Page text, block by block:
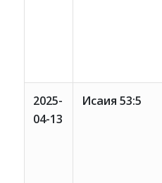
2025-
04-13
Исаия 53:5